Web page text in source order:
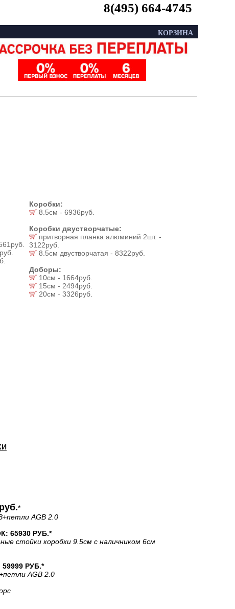
8(495) 664-4745
КОРЗИНА
Коробки:
8.5см - 6936руб.
Коробки двустворчатые:
притворная планка алюминий 2шт. -
3122руб.
8.5см двустворчатая - 8322руб.
Доборы:
10см - 1664руб.
15см - 2494руб.
20см - 3326руб.
*
+петли AGB 2.0
65930 РУБ.*
стойки коробки 9.5см с наличником 6см
РУБ.*
AGB 2.0